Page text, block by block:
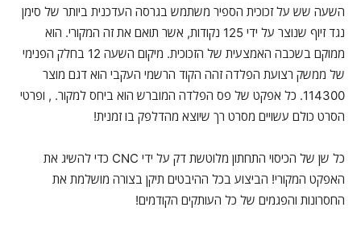
השעה שש על זכוכית הספיר משתמש בגרסה העדכנית ביותר של סימן
נגד זיוף שנוצר על ידי 125 נקודות, אשר תואם את זה המקורי. הוא
ממוקם בשכבה האמצעית של הזכוכית. מיקום השעה 12 בחלק הפנימי
של ממשק רצועת הפלדה זהה הקוד הרשמי העקבי הוא דגם מוצר
114300. כל אפקט של פס הפלדה המוברש הוא ביחס למקור. , ופרטי
הסרט כולם עשויים מסרט רך שיוצא מהדלפק בו זמנית!
כל שן של הכיסוי התחתון מלוטשת דק על ידי CNC כדי להשיג את
האפקט המקורי! הביצוע בכל ההיבטים תיקן בצורה מושלמת את
החסרונות והפגמים של כל העותקים הקודמים!